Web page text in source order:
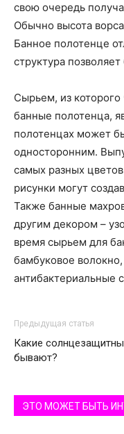
свою очередь
Обычно высота
Банное полотенце
структура
Сырьем, из которого
банные полотенца,
полотенцах может
односторонним.
самых разных
рисунки могут
Также банные
другим декором –
время сырьем для
бамбуковое
антибактериальные
Предыдущая статья
Какие
бывают?
ЭТО МОЖЕТ БЫТЬ